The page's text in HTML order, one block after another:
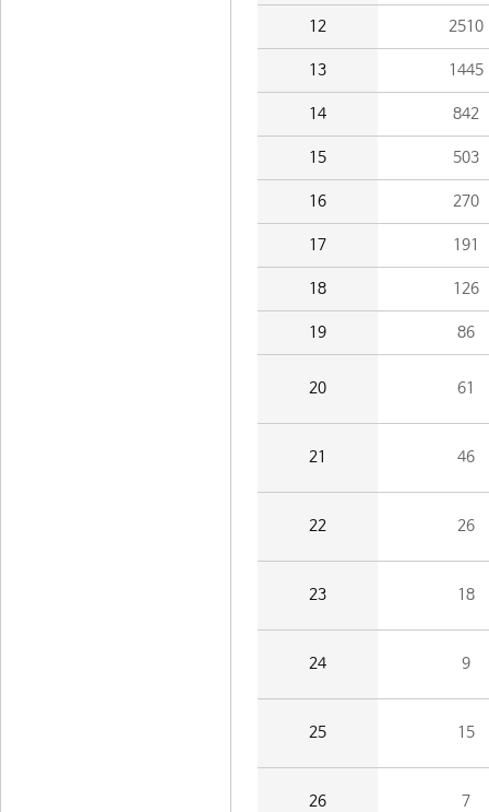
12 2510
13 1445
14 842
15 503
16 270
17 191
18 126
19 86
20 61
21 46
22 26
23 18
24 9
25 15
26 7